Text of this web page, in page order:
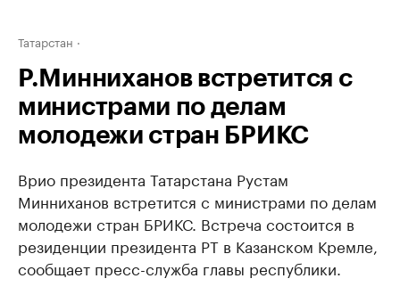
Татарстан
Р.Минниханов встретится с
министрами по делам
молодежи стран БРИКС
Врио президента Татарстана Рустам
Минниханов встретится с министрами по делам
молодежи стран БРИКС. Встреча состоится в
резиденции президента РТ в Казанском Кремле,
сообщает пресс-служба главы республики.